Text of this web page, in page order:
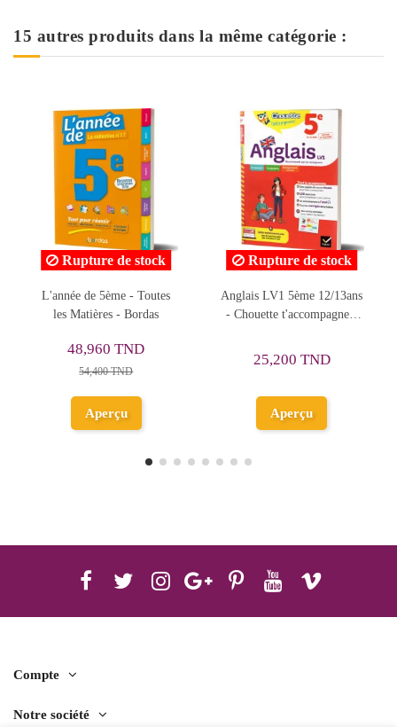
15 autres produits dans la même catégorie :
Rupture de stock
Anglais LV1 5ème 12/13ans
- Chouette t'accompagne -
25,200 TND
Aperçu
Rupture de stock
Français 5ème 12/13ans -
Chouette t'accompagne -
25,200 TND
Aperçu
Compte
Notre société